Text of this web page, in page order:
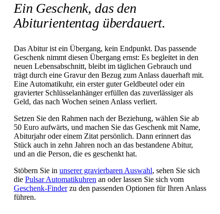
Ein Geschenk, das den
Abituriententag überdauert.
Das Abitur ist ein Übergang, kein Endpunkt. Das passende
Geschenk nimmt diesen Übergang ernst: Es begleitet in den
neuen Lebensabschnitt, bleibt im täglichen Gebrauch und
trägt durch eine Gravur den Bezug zum Anlass dauerhaft mit.
Eine Automatikuhr, ein erster guter Geldbeutel oder ein
gravierter Schlüsselanhänger erfüllen das zuverlässiger als
Geld, das nach Wochen seinen Anlass verliert.
Setzen Sie den Rahmen nach der Beziehung, wählen Sie ab
50 Euro aufwärts, und machen Sie das Geschenk mit Name,
Abiturjahr oder einem Zitat persönlich. Dann erinnert das
Stück auch in zehn Jahren noch an das bestandene Abitur,
und an die Person, die es geschenkt hat.
Stöbern Sie in unserer gravierbaren Auswahl, sehen Sie sich
die Pulsar Automatikuhren an oder lassen Sie sich vom
Geschenk-Finderzu den passenden Optionen für Ihren Anlass
führen.